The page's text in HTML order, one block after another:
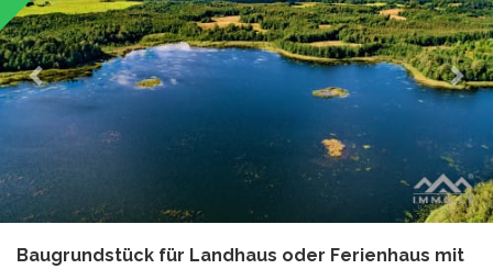
Baugrundstück für Landhaus oder Ferienhaus mit